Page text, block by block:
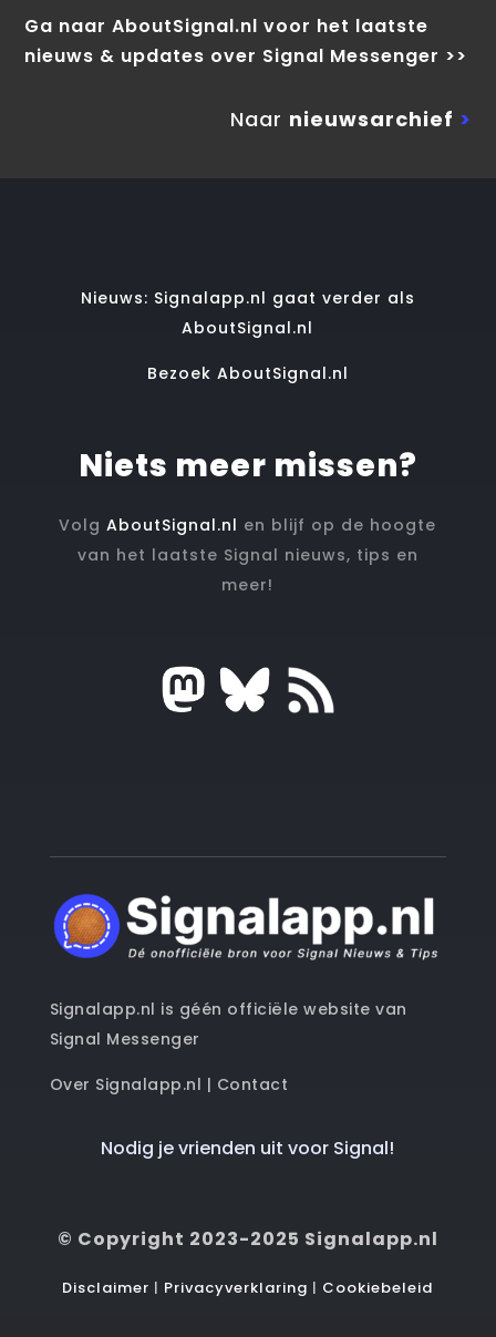
Ga naar AboutSignal.nl voor het laatste
nieuws & updates over Signal Messenger >>
Naar nieuwsarchief >
Nieuws: Signalapp.nl gaat verder als
AboutSignal.nl
Bezoek AboutSignal.nl
Niets meer missen?
VolgAboutSignal.nl en blijf op de hoogte
van het laatste Signal nieuws, tips en
meer!
Signalapp.nl is géén officiële website van
Signal Messenger
Over Signalapp.nl | Contact
Nodig je vrienden uit voor Signal!
© Copyright 2023-2025 Signalapp.nl
Disclaimer | Privacyverklaring | Cookiebeleid